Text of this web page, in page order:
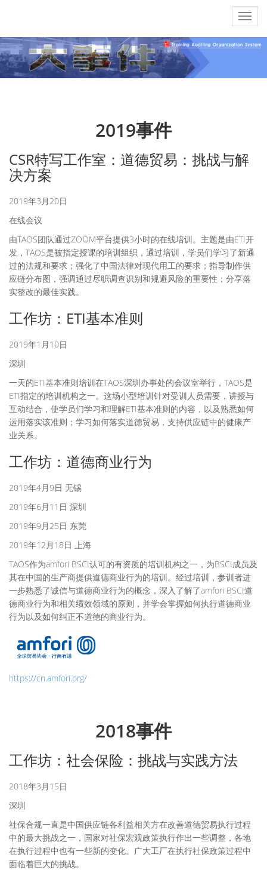
2019事件
CSR特写工作室：道德贸易：挑战与解
决方案
2019年3月20日
在线会议
由TAOS团队通过ZOOM平台提供3小时的在线培训。主题是由ETI开
发，TAOS是被指定授课的培训组织，通过培训，学员们学习了新通
过的法规和要求；强化了中国法律对现代用工的要求；指导制作供
应链分布图，强调通过尽职调查识别和规避风险的重要性；分享落
实整改的最佳实践。
工作坊：ETI基本准则
2019年1月10日
深圳
一天的ETI基本准则培训在TAOS深圳办事处的会议室举行，TAOS是
ETI指定的培训机构之一。这场小型培训针对受训人员需要，讲授与
互动结合，使学员们学习和理解ETI基本准则的内容，以及熟悉如何
运用落实该准则；学习如何落实道德贸易，支持供应链中的健康产
业关系。
工作坊：道德商业行为
2019年4月9日 无锡
2019年6月11日 深圳
2019年9月25日 东莞
2019年12月18日 上海
TAOS作为amfori BSCI认可的有资质的培训机构之一，为BSCI成员及
其在中国的生产商提供道德商业行为的培训。经过培训，参训者进
一步熟悉了诚信与道德商业行为的概念，深入了解了amfori BSCI道
德商业行为和相关绩效领域的原则，并学会掌握如何执行道德商业
行为以及如何纠正不道德的商业行为。
https://cn.amfori.org/
2018事件
工作坊：社会保险：挑战与实践方法
2018年3月15日
深圳
社保合规一直是中国供应链各利益相关方在改善道德贸易执行过程
中的最大挑战之一，国家对社保宏观政策执行作出一些调整，各地
在执行过程中也有一些新的变化。广大工厂在执行社保政策过程中
面临着巨大的挑战。